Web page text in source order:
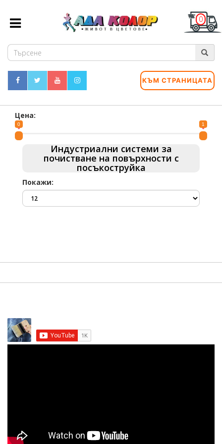
0
КЪМ СТРАНИЦАТА
Цена:
0 1
Индустриални системи за
почистване на повърхности с
посъкоструйка
Покажи: